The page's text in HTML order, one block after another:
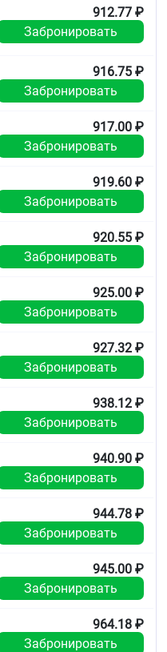
912.77 ₽
Забронировать
916.75 ₽
Забронировать
917.00 ₽
Забронировать
919.60 ₽
Забронировать
920.55 ₽
Забронировать
925.00 ₽
Забронировать
927.32 ₽
Забронировать
938.12 ₽
Забронировать
940.90 ₽
Забронировать
944.78 ₽
Забронировать
945.00 ₽
Забронировать
964.18 ₽
Забронировать